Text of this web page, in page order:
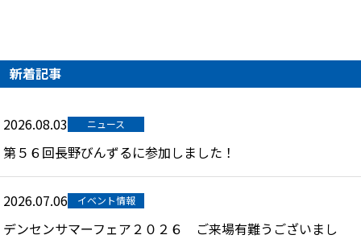
新着記事
2026.08.03 ニュース
第５６回長野びんずるに参加しました！
2026.07.06 イベント情報
デンセンサマーフェア２０２６ ご来場有難うございまし